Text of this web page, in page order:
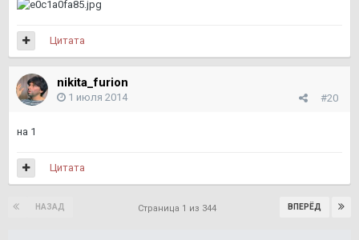
Цитата
nikita_furion
#20
1 июля 2014
на 1
Цитата
НАЗАД ВПЕРЁД
Страница 1 из 344